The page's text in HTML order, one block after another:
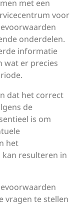
met een
voor
onderdelen.
informatie
wat er precies
dat het correct
de
is om
het
resulteren in
vragen te stellen